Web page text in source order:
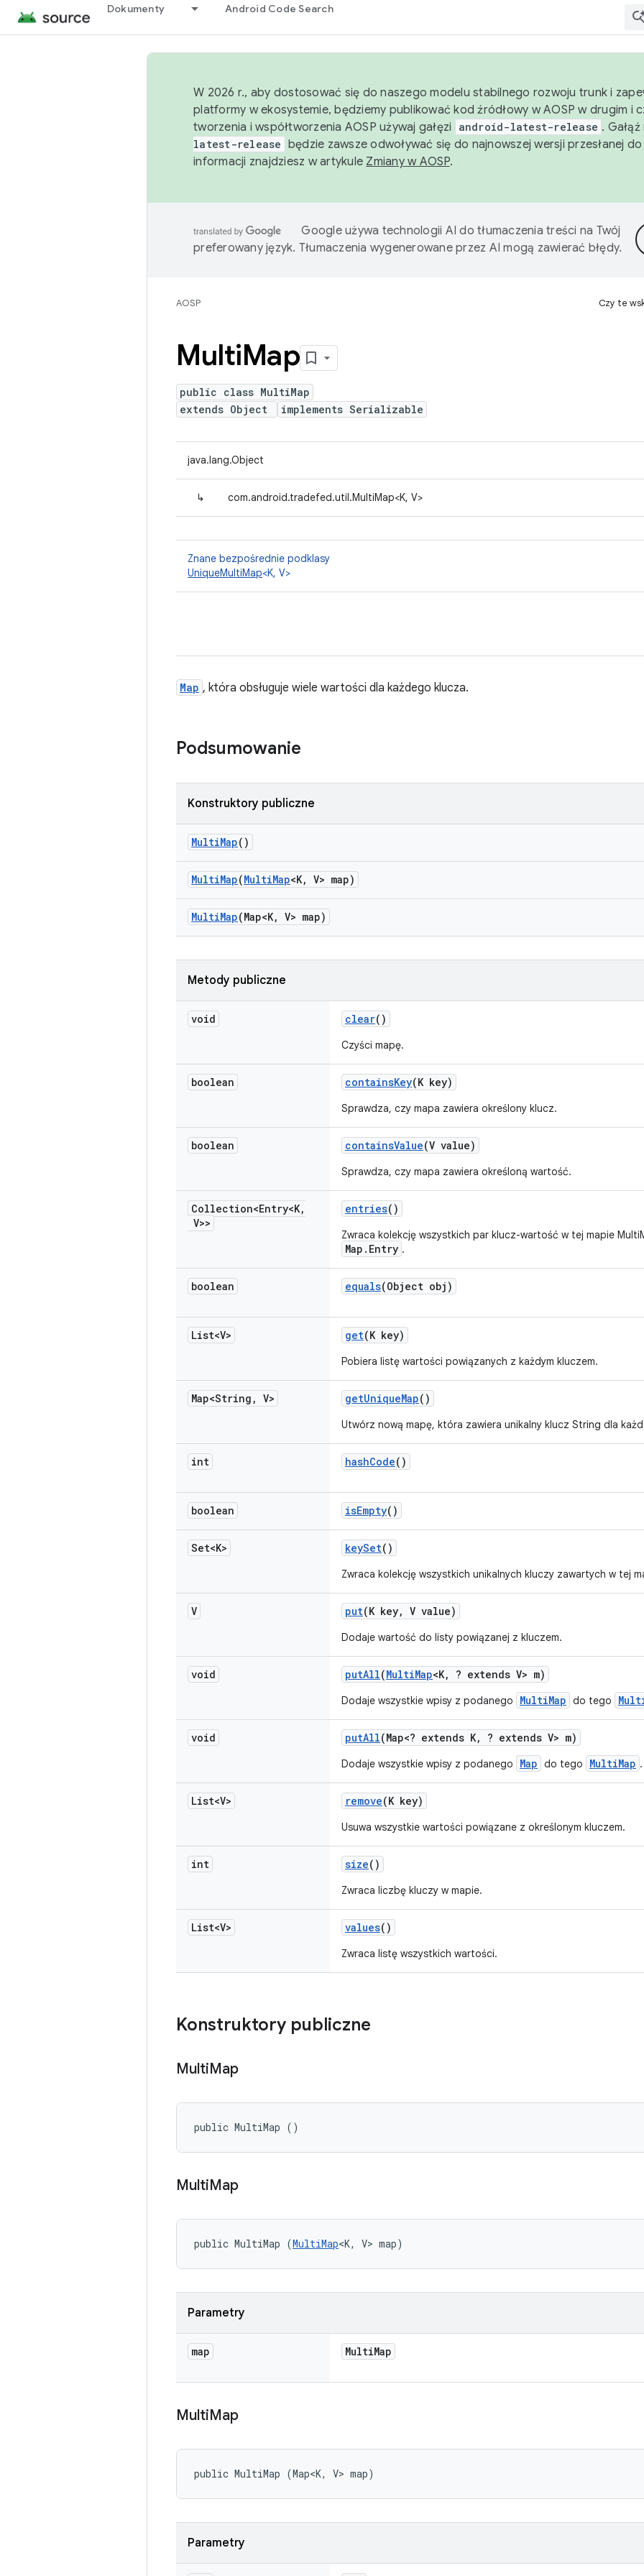
Dokumenty Android Code Search
W 2026 r., aby dostosować się do naszego modelu stabilnego rozwoju trunk i
platformy w ekosystemie, będziemy publikować kod źródłowy w AOSP w drugim i
tworzenia i współtworzenia AOSP używaj gałęzi
android-latest-release .
latest-release będzie zawsze odwoływać się do najnowszej wersji przesłanej do
informacji znajdziesz w artykule Zmiany w AOSP.
Google używa technologii AI do tłumaczenia treści na Twój
preferowany język. Tłumaczenia wygenerowane przez AI mogą zawierać błędy.
AOSP Czy te
MultiMap
public class MultiMap
extends Object
implements Serializable
java.lang.Object
↳ com.android.tradefed.util.MultiMap<K, V>
Znane bezpośrednie podklasy
UniqueMultiMap<K, V>
Map , która obsługuje wiele wartości dla każdego klucza.
Podsumowanie
Konstruktory publiczne
MultiMap()
MultiMap(MultiMap<K, V> map)
MultiMap(Map<K, V> map)
Metody publiczne
void clear()
Czyści mapę.
boolean containsKey(K key)
Sprawdza, czy mapa zawiera określony klucz.
boolean containsValue(V value)
Sprawdza, czy mapa zawiera określoną wartość.
Collection<Entry<K,
V>>
entries()
Zwraca kolekcję wszystkich par klucz-wartość w tej mapie
Map.Entry .
boolean equals(Object obj)
List<V> get(K key)
Pobiera listę wartości powiązanych z każdym kluczem.
Map<String , V> getUniqueMap()
Utwórz nową mapę, która zawiera unikalny klucz String dla
int hashCode()
boolean isEmpty()
Set<K> keySet()
Zwraca kolekcję wszystkich unikalnych kluczy zawartych w tej
V put(K key, V value)
Dodaje wartość do listy powiązanej z kluczem.
void putAll(MultiMap<K, ? extends V> m)
Dodaje wszystkie wpisy z podanego MultiMap do tego
void putAll(Map<? extends K, ? extends V> m)
Dodaje wszystkie wpisy z podanego Map do tego MultiMap .
List<V> remove(K key)
Usuwa wszystkie wartości powiązane z określonym kluczem.
int size()
Zwraca liczbę kluczy w mapie.
List<V> values()
Zwraca listę wszystkich wartości.
Konstruktory publiczne
MultiMap
public MultiMap ()
MultiMap
public MultiMap (MultiMap<K, V> map)
Parametry
map MultiMap
MultiMap
public MultiMap (Map<K, V> map)
Parametry